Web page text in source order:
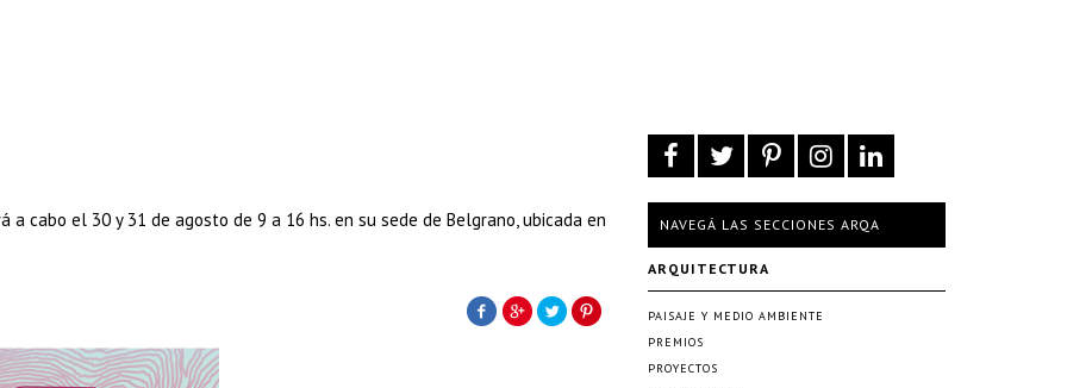
cabo el 30 y 31 de agosto de 9 a 16 hs. en su sede de Belgrano, ubicada en NAVEGÁ LAS SECCIONES ARQA
ARQUITECTURA
PAISAJE Y MEDIO AMBIENTE
PREMIOS
PROYECTOS